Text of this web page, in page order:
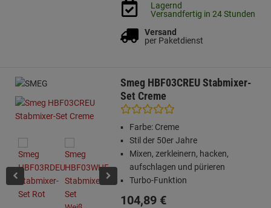
Lagernd
Versandfertig in 24 Stunden
Versand
per Paketdienst
Smeg HBF03CREU Stabmixer-
Set Creme
Farbe: Creme
Stil der 50er Jahre
Mixen, zerkleinern, hacken,
aufschlagen und pürieren
Turbo-Funktion
104,89 €